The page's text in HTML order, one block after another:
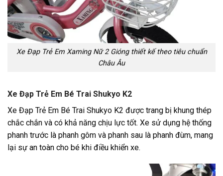
Xe Đạp Trẻ Em Xaming Nữ 2 Gióng thiết kế theo tiêu chuẩn
Châu Âu
Xe Đạp Trẻ Em Bé Trai Shukyo K2
Xe Đạp Trẻ Em Bé Trai Shukyo K2 được trang bị khung thép
chắc chắn và có khả năng chịu lực tốt. Xe sử dụng hệ thống
phanh trước là phanh gôm và phanh sau là phanh đùm, mang
lại sự an toàn cho bé khi điều khiển xe.